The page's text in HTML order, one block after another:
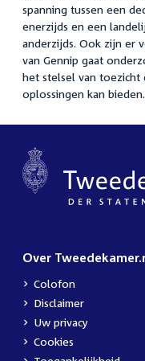
spanning tussen een
enerzijds en een
anderzijds. Ook zijn er
van Gennip gaat
het stelsel van toezicht
oplossingen kan bieden.
Over
Colofon
Disclaimer
Uw privacy
Cookies